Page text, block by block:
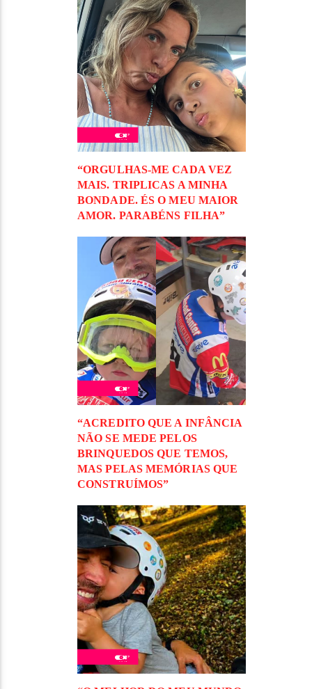
“ORGULHAS-ME CADA VEZ
MAIS. TRIPLICAS A MINHA
BONDADE. ÉS O MEU MAIOR
AMOR. PARABÉNS FILHA”
“ACREDITO QUE A INFÂNCIA
NÃO SE MEDE PELOS
BRINQUEDOS QUE TEMOS,
MAS PELAS MEMÓRIAS QUE
CONSTRUÍMOS”